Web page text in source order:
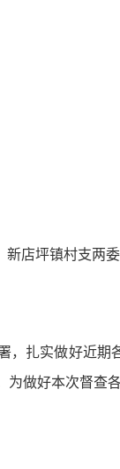
新店坪镇村支两
，扎实做好近
为做好本次督查